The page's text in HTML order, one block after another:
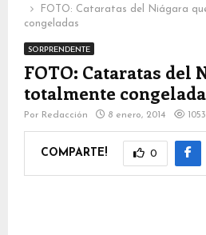
FOTO: Cataratas del Niágara
congeladas
SORPRENDENTE
FOTO: Cataratas del
totalmente
Por Redacción 8 enero, 2014 1053
COMPARTE! 0